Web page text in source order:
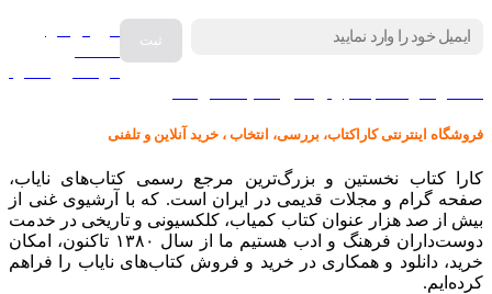
فروش انواع
فروشگاه اینترنتی کاراکتاب، بررسی، انتخاب ، خرید آنلاین و تلفنی
کارا کتاب نخستین و بزرگ‌ترین مرجع رسمی کتاب‌های نایاب،
صفحه گرام و مجلات قدیمی در ایران است. که با آرشیوی غنی از
بیش از صد هزار عنوان کتاب کمیاب، کلکسیونی و تاریخی در خدمت
دوست‌داران فرهنگ و ادب هستیم ما از سال ۱۳۸۰ تاکنون، امکان
خرید، دانلود و همکاری در خرید و فروش کتاب‌های نایاب را فراهم
کرده‌ایم.